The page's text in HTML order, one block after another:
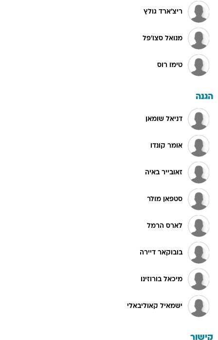
ריצ'ארד גולץ
מנואל סצו'פל
טימו רוס
הגנה
דניאל שומאן
אומר קונדו
זאובייר באיה
סטפאן מולר
לארס הרמל
בובוקאר דיירה
מיכאל בורוזינו
ישמאיל קאוליבאלי
קישור